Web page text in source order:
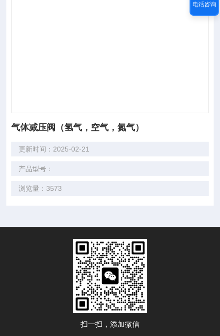
气体减压阀（氢气，空气，氮气）
更新时间：2025-02-21
产品型号：
浏览量：3573
扫一扫，添加微信
电话咨询